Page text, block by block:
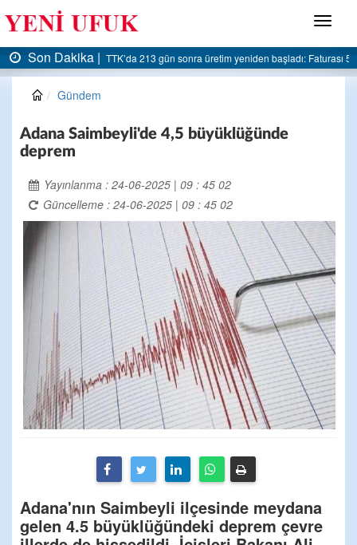
Menü
Faturası 5 milyar liraya dayandı
Son Dakika |AK Parti Ereğli İlçe Başkanlığı’ndan
Gündem
Adana Saimbeyli'de 4,5 büyüklüğünde
deprem
Yayınlanma : 24-06-2025 | 09 : 45 02
Güncelleme : 24-06-2025 | 09 : 45 02
Adana'nın Saimbeyli ilçesinde meydana
gelen 4.5 büyüklüğündeki deprem çevre